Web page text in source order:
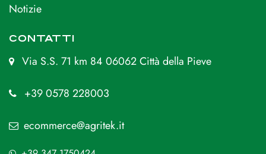
Notizie
CONTATTI
Via S.S. 71 km 84 06062 Città della Pieve
+39 0578 228003
ecommerce@agritek.it